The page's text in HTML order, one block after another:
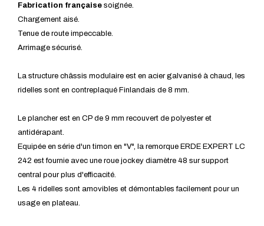
Fabrication française soignée.
Chargement aisé.
Tenue de route impeccable.
Arrimage sécurisé.
La structure châssis modulaire est en acier galvanisé à chaud, les
ridelles sont en contreplaqué Finlandais de 8 mm.
Le plancher est en CP de 9 mm recouvert de polyester et
antidérapant.
Equipée en série d'un timon en "V", la remorque ERDE EXPERT LC
242 est fournie avec une roue jockey diamètre 48 sur support
central pour plus d'efficacité.
Les 4 ridelles sont amovibles et démontables facilement pour un
usage en plateau.